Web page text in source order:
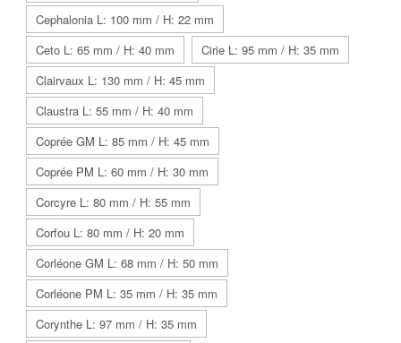
Cephalonia L: 100 mm / H: 22 mm
Ceto L: 65 mm / H: 40 mm
Cirie L: 95 mm / H: 35 mm
Clairvaux L: 130 mm / H: 45 mm
Claustra L: 55 mm / H: 40 mm
Coprée GM L: 85 mm / H: 45 mm
Coprée PM L: 60 mm / H: 30 mm
Corcyre L: 80 mm / H: 55 mm
Corfou L: 80 mm / H: 20 mm
Corléone GM L: 68 mm / H: 50 mm
Corléone PM L: 35 mm / H: 35 mm
Corynthe L: 97 mm / H: 35 mm